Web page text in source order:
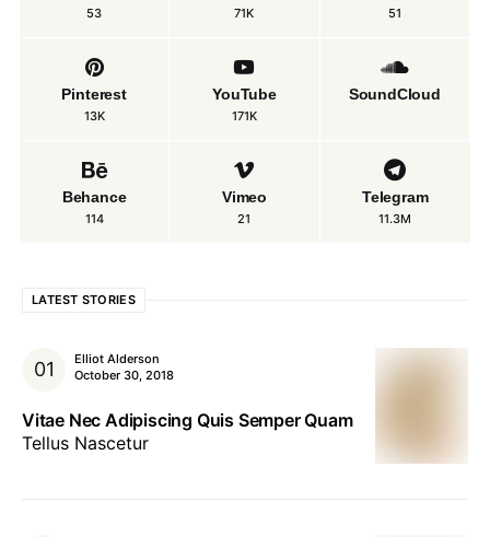
53 71K 51
Pinterest
13K
YouTube
171K
SoundCloud
Behance
114
Vimeo
21
Telegram
11.3M
LATEST STORIES
Elliot Alderson
October 30, 2018
Vitae Nec Adipiscing Quis Semper Quam
Tellus Nascetur